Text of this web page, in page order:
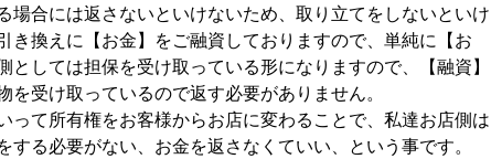
場合には返さないといけないため、取り立てをしないといけ
き換えに【お金】をご融資しておりますので、単純に【お
しては担保を受け取っている形になりますので、【融資】
受け取っているので返す必要がありません。
って所有権をお客様からお店に変わることで、私達お店側は
る必要がない、お金を返さなくていい、という事です。